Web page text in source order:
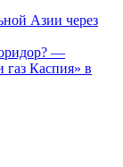
Азии через
—
Каспия» в